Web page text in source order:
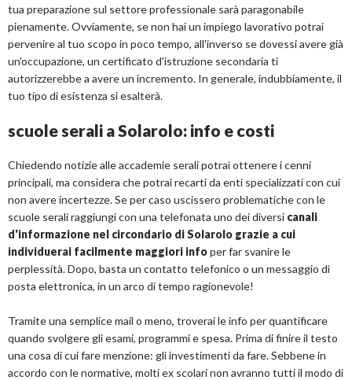
tua preparazione sul settore professionale sarà paragonabile
pienamente. Ovviamente, se non hai un impiego lavorativo potrai
pervenire al tuo scopo in poco tempo, all'inverso se dovessi avere già
un'occupazione, un certificato d'istruzione secondaria ti
autorizzerebbe a avere un incremento. In generale, indubbiamente, il
tuo tipo di esistenza si esalterà.
scuole serali a Solarolo: info e costi
Chiedendo notizie alle accademie serali potrai ottenere i cenni
principali, ma considera che potrai recarti da enti specializzati con cui
non avere incertezze. Se per caso uscissero problematiche con le
scuole serali raggiungi con una telefonata uno dei diversi canali
d'informazione nel circondario di Solarolo grazie a cui
individuerai facilmente maggiori infoper far svanire le
perplessità. Dopo, basta un contatto telefonico o un messaggio di
posta elettronica, in un arco di tempo ragionevole!
Tramite una semplice mail o meno, troverai le info per quantificare
quando svolgere gli esami, programmi e spesa. Prima di finire il testo
una cosa di cui fare menzione: gli investimenti da fare. Sebbene in
accordo con le normative, molti ex scolari non avranno tutti il modo di